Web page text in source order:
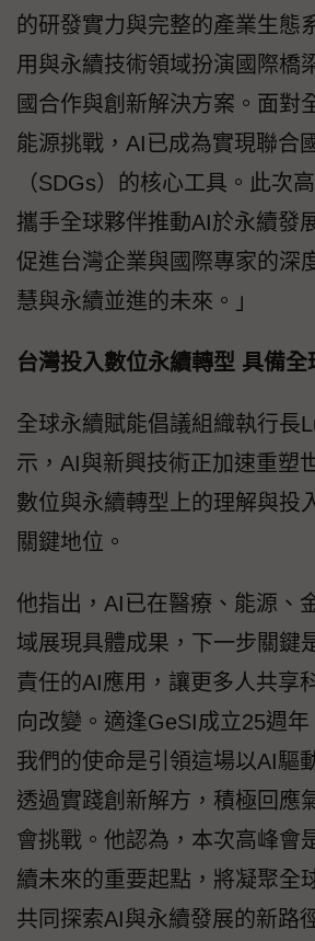
的研發實力與完整的產業生態
用與永續技術領域扮演國際橋
國合作與創新解決方案。面對
能源挑戰，AI已成為實現聯合
（SDGs）的核心工具。此次
攜手全球夥伴推動AI於永續發
促進台灣企業與國際專家的深
慧與永續並進的未來。」
台灣投入數位永續轉型 具備全
全球永續賦能倡議組織執行長
示，AI與新興技術正加速重塑
數位與永續轉型上的理解與投
關鍵地位。
他指出，AI已在醫療、能源、
域展現具體成果，下一步關鍵
責任的AI應用，讓更多人共享
向改變。適逢GeSI成立25週年
我們的使命是引領這場以AI驅
透過實踐創新解方，積極回應
會挑戰。他認為，本次高峰會
續未來的重要起點，將凝聚全
共同探索AI與永續發展的新路